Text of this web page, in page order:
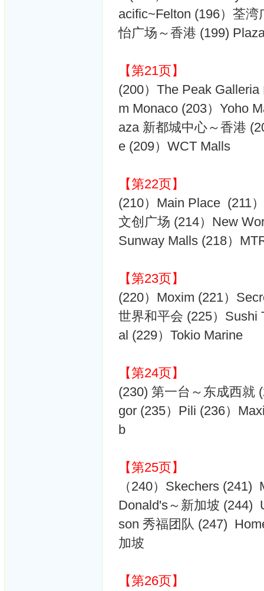
acific~Felton (196）荃
怡广场～香港 (199)
【第21页】
(200）The Peak
m Monaco (203）Yoho
aza 新都城中心～香港
e (209）WCT Malls
【第22页】
(210）Main Place (211
文创广场 (214）New
Sunway Malls (218）
【第23页】
(220）Moxim (221）
世界和平会 (225）Sushi
al (229）Tokio Marine
【第24页】
(230) 第一台～东成西就
gor (235）Pili (236）
b
【第25页】
（240）Skechers
Donald's～新加坡 (244)
son 秀福团队 (247)
加坡
【第26页】